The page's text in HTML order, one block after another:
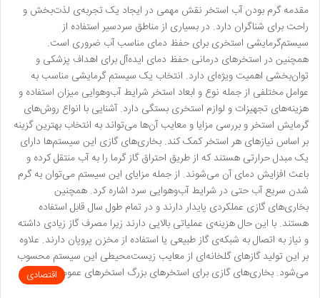
مقدمه گرم بودن آب استخر نقش مهمی در ایجاد یک تجربه‌ی لذت‌بخش و
راحت برای شناگران دارد. در بسیاری از مناطق سردسیر استفاده از
سیستم‌گرمایشی استخری برای حفظ دمای مناسب آب ضروری است.
همچنین در استخرهای درمانی حفظ دمای ایده‌آل برای اهداف پزشکی و
توان‌بخشی اهمیت ویژه‌ای دارد. انتخاب یک سیستم گرمایشی مناسب به
عوامل مختلفی از جمله نوع و ابعاد استخر شرایط آب‌وهوایی میزان استفاده و
هزینه‌های تجهیزات و لوازم استخری بستگی دارد. آشنایی با انواع روش‌های
گرمایش استخر و بررسی مزایا و معایب آن‌ها می‌تواند به انتخاب بهترین گزینه
بر اساس نیازهای هر استخر کمک کند. بخاری‌های گازی این سیستم‌ها دارای
یک مبدل حرارتی هستند که از طریق احتراق گاز گرما را به آب منتقل کرده و
باعث افزایش دمای آن می‌شوند. از جمله مزایای این سیستم می‌توان به گرم
شدن سریع آب حتی در شرایط آب‌وهوایی سرد اشاره کرد. همچنین
بخاری‌های گازی عملکردی پایدار دارند و در تمام طول سال قابل استفاده
هستند. با این حال هزینه‌ی عملیاتی بالایی دارند زیرا مصرف گاز زیادی داشته
و نیاز به اتصال به شبکه‌ی گاز طبیعی یا استفاده از مخزن پروپان دارند. علاوه
بر این تولید گازهای گلخانه‌ای از معایب زیست‌محیطی این سیستم محسوب
می‌شود. بخاری‌های گازی برای استخرهای بزرگ استخرهای عمومی …اقتصادی